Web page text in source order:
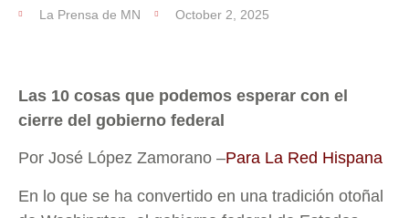
La Prensa de MN October 2, 2025
Las 10 cosas que podemos esperar con el
cierre del gobierno federal
Por José López Zamorano –Para La Red Hispana
En lo que se ha convertido en una tradición otoñal